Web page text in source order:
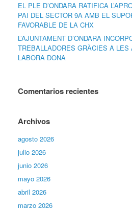
EL PLE D’ONDARA RATIFICA
PAI DEL SECTOR 9A AMB EL
FAVORABLE DE LA CHX
L’AJUNTAMENT D’ONDARA
TREBALLADORES GRÀCIES A
LABORA DONA
Comentarios recientes
Archivos
agosto 2026
julio 2026
junio 2026
mayo 2026
abril 2026
marzo 2026